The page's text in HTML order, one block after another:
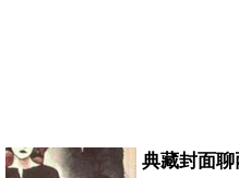
典藏封面聊